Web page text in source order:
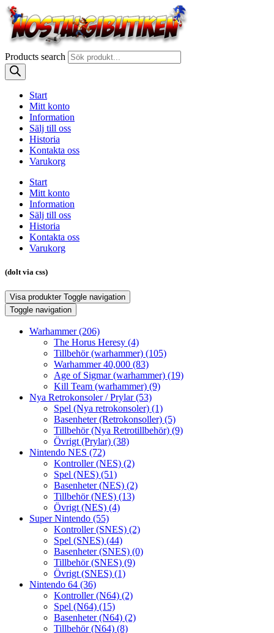
Products search
Start
Mitt konto
Information
Sälj till oss
Historia
Kontakta oss
Varukorg
Start
Mitt konto
Information
Sälj till oss
Historia
Kontakta oss
Varukorg
(dolt via css)
Visa produkter Toggle navigation
Toggle navigation
Warhammer(206)
The Horus Heresy (4)
Tillbehör (warhammer) (105)
Warhammer 40,000 (83)
Age of Sigmar (warhammer) (19)
Kill Team (warhammer) (9)
Nya Retrokonsoler / Prylar(53)
Spel (Nya retrokonsoler) (1)
Basenheter (Retrokonsoller) (5)
Tillbehör (Nya Retrotillbehör) (9)
Övrigt (Prylar) (38)
Nintendo NES (72)
Kontroller (NES) (2)
Spel (NES) (51)
Basenheter (NES) (2)
Tillbehör (NES) (13)
Övrigt (NES) (4)
Super Nintendo (55)
Kontroller (SNES) (2)
Spel (SNES) (44)
Basenheter (SNES) (0)
Tillbehör (SNES) (9)
Övrigt (SNES) (1)
Nintendo 64 (36)
Kontroller (N64) (2)
Spel (N64) (15)
Basenheter (N64) (2)
Tillbehör (N64) (8)